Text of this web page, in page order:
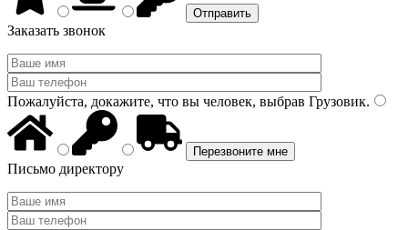
Заказать звонок
Пожалуйста, докажите, что вы человек, выбрав Грузовик.
Письмо директору